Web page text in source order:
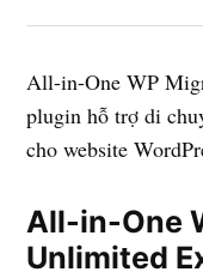
All-in-One WP
plugin hỗ trợ di
cho website
All-in-One
Unlimited